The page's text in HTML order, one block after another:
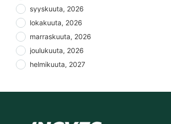
syyskuuta, 2026
lokakuuta, 2026
marraskuuta, 2026
joulukuuta, 2026
helmikuuta, 2027